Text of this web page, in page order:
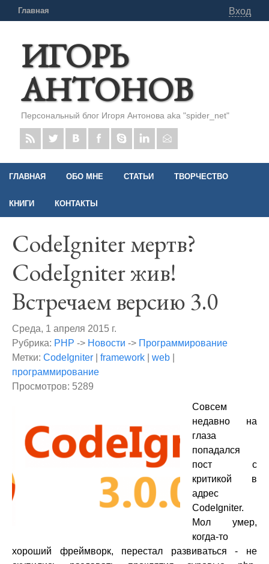
Главная Вход
ИГОРЬ
АНТОНОВ
Персональный блог Игоря Антонова aka "spider_net"
ГЛАВНАЯ ОБО МНЕ СТАТЬИ ТВОРЧЕСТВО
КНИГИ КОНТАКТЫ
CodeIgniter мертв?
CodeIgniter жив!
Встречаем версию 3.0
Среда, 1 апреля 2015 г.
Рубрика: PHP -> Новости -> Программирование
Метки: CodeIgniter framework web
программирование
Просмотров: 5289
Совсем
недавно на
глаза
попадался
пост с
критикой в
адрес
CodeIgniter.
Мол умер,
когда-то
хороший фреймворк, перестал развиваться - не